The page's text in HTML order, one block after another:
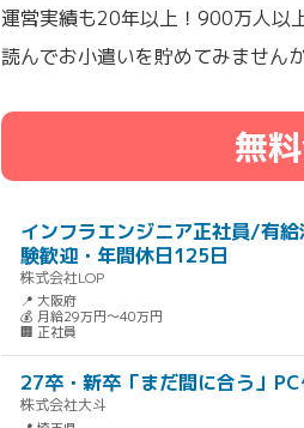
運営実績も20年以上！900万人以
読んでお小遣いを貯めてみません
無
インフラエンジニア正社員/有
験歓迎・年間休日125日
株式会社LOP
📍 大阪府
💰 月給29万円～40万円
🏢 正社員
27卒・新卒「まだ間に合う」
株式会社大斗